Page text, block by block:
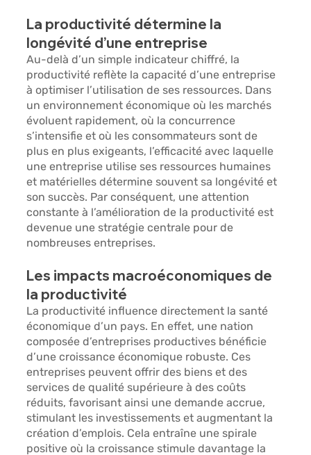
La productivité détermine la
longévité d’une entreprise
Au-delà d’un simple indicateur chiffré, la
productivité reflète la capacité d’une entreprise
à optimiser l’utilisation de ses ressources. Dans
un environnement économique où les marchés
évoluent rapidement, où la concurrence
s’intensifie et où les consommateurs sont de
plus en plus exigeants, l’efficacité avec laquelle
une entreprise utilise ses ressources humaines
et matérielles détermine souvent sa longévité et
son succès. Par conséquent, une attention
constante à l’amélioration de la productivité est
devenue une stratégie centrale pour de
nombreuses entreprises.
Les impacts macroéconomiques de
la productivité
La productivité influence directement la santé
économique d’un pays. En effet, une nation
composée d’entreprises productives bénéficie
d’une croissance économique robuste. Ces
entreprises peuvent offrir des biens et des
services de qualité supérieure à des coûts
réduits, favorisant ainsi une demande accrue,
stimulant les investissements et augmentant la
création d’emplois. Cela entraîne une spirale
positive où la croissance stimule davantage la